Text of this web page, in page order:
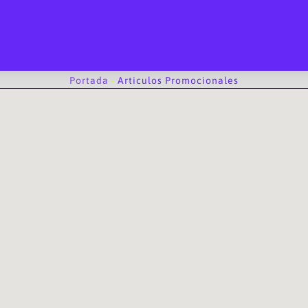
Portada - Articulos Promocionales